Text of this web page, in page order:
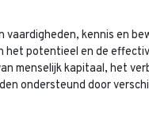
kennis en
het potentieel en de
menselijk kapitaal, het
ondersteund door